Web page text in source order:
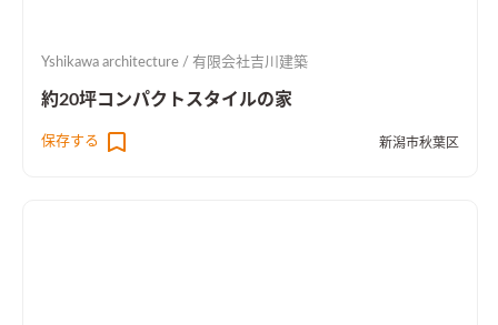
Yshikawa architecture / 有限会社吉川建築
約20坪コンパクトスタイルの家
保存する 新潟市秋葉区